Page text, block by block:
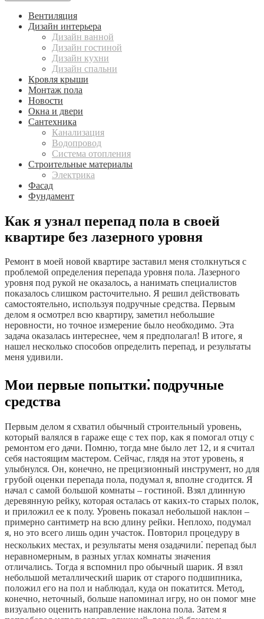
Вентиляция
Дизайн интерьера
Дизайн ванной
Дизайн гостиной
Дизайн кухни
Дизайн спальни
Кровля крыши
Монтаж пола
Новости
Окна и двери
Сантехника
Канализация
Водопровод
Система отопления
Строительные материалы
Электрика
Фасад
Фундамент
Как я узнал перепад пола в своей
квартире без лазерного уровня
Ремонт в моей новой квартире заставил меня столкнуться с
проблемой определения перепада уровня пола. Лазерного
уровня под рукой не оказалось, а нанимать специалистов
показалось слишком расточительно. Я решил действовать
самостоятельно, используя подручные средства. Первым
делом я осмотрел всю квартиру, заметил небольшие
неровности, но точное измерение было необходимо. Эта
задача оказалась интереснее, чем я предполагал! В итоге, я
нашел несколько способов определить перепад, и результаты
меня удивили.
Мои первые попытки⁚ подручные
средства
Первым делом я схватил обычный строительный уровень,
который валялся в гараже еще с тех пор, как я помогал отцу с
ремонтом его дачи. Помню, тогда мне было лет 12, и я считал
себя настоящим мастером. Сейчас, глядя на этот уровень, я
улыбнулся. Он, конечно, не прецизионный инструмент, но для
грубой оценки перепада пола, подумал я, вполне сгодится. Я
начал с самой большой комнаты – гостиной. Взял длинную
деревянную рейку, которая осталась от каких-то старых полок,
и приложил ее к полу. Уровень показал небольшой наклон –
примерно сантиметр на всю длину рейки. Неплохо, подумал
я, но это всего лишь один участок. Повторил процедуру в
нескольких местах, и результаты меня озадачили⁚ перепад был
неравномерным, в разных углах комнаты значения
отличались. Тогда я вспомнил про обычный шарик. Я взял
небольшой металлический шарик от старого подшипника,
положил его на пол и наблюдал, куда он покатится. Метод,
конечно, неточный, больше напоминал игру, но он помог мне
визуально оценить направление наклона пола. Затем я